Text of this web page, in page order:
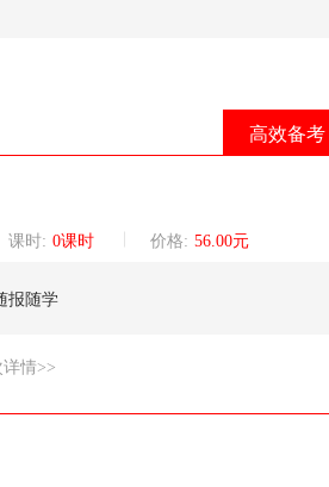
高效备考
课时: 0课时 价格: 56.00元
报随学
情>>